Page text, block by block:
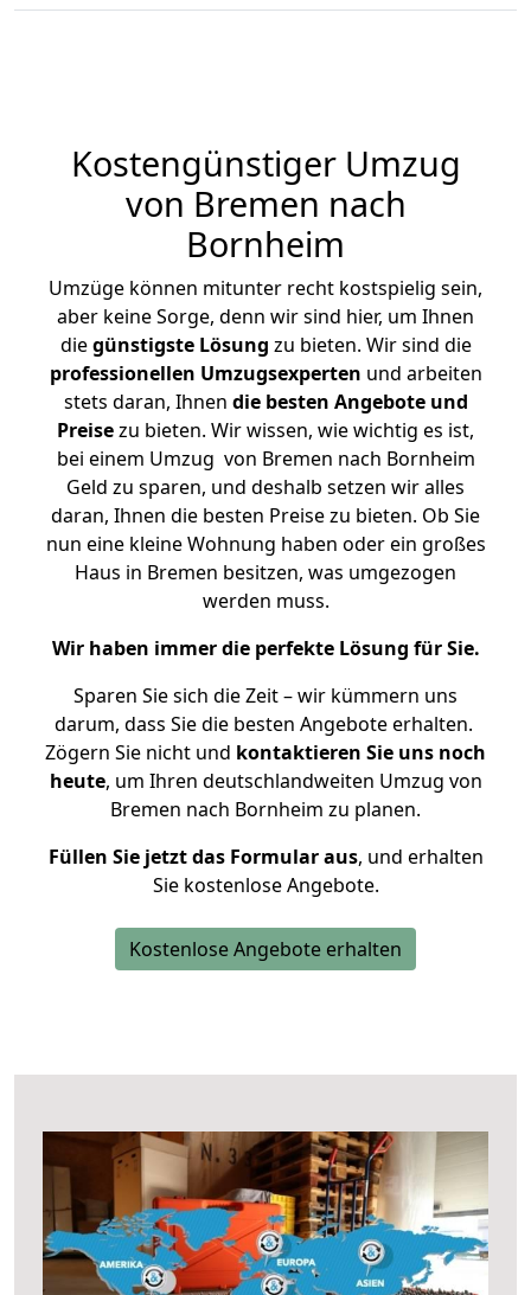
Kostengünstiger Umzug
von Bremen nach
Bornheim
Umzüge können mitunter recht kostspielig sein,
aber keine Sorge, denn wir sind hier, um Ihnen
diegünstigste Lösung zu bieten. Wir sind die
professionellen Umzugsexperten und arbeiten
stets daran, Ihnen die besten Angebote und
Preisezu bieten. Wir wissen, wie wichtig es ist,
bei einem Umzug von Bremen nach Bornheim
Geld zu sparen, und deshalb setzen wir alles
daran, Ihnen die besten Preise zu bieten. Ob Sie
nun eine kleine Wohnung haben oder ein großes
Haus in Bremen besitzen, was umgezogen
werden muss.
Wir haben immer die perfekte Lösung für Sie.
Sparen Sie sich die Zeit – wir kümmern uns
darum, dass Sie die besten Angebote erhalten.
Zögern Sie nicht und kontaktieren Sie uns noch
heute, um Ihren deutschlandweiten Umzug von
Bremen nach Bornheim zu planen.
Füllen Sie jetzt das Formular aus, und erhalten
Sie kostenlose Angebote.
Kostenlose Angebote erhalten